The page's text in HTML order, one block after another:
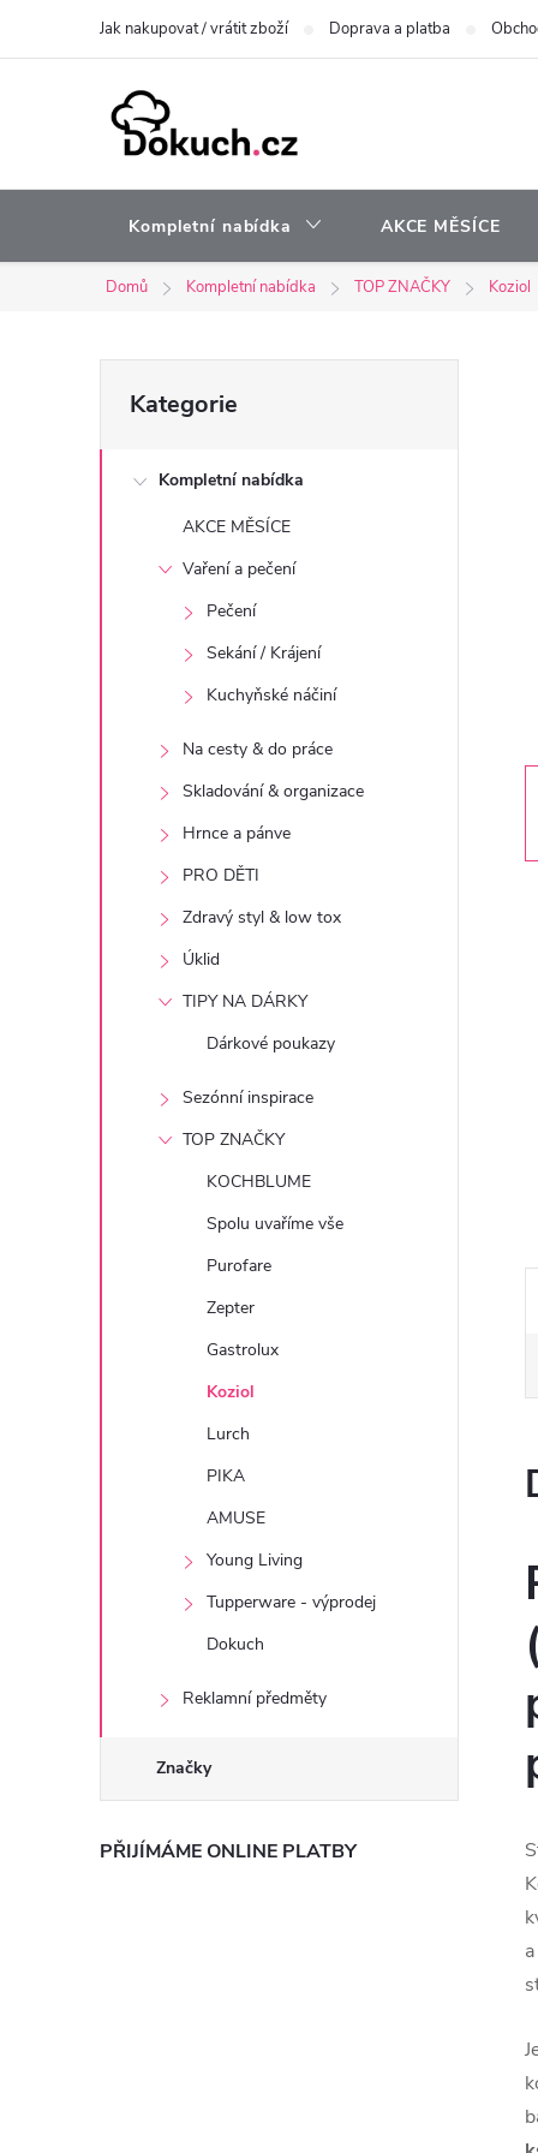
Jak nakupovat / vrátit zboží Doprava a platba
Kompletní nabídka AKCE MĚSÍCE
Domů Kompletní nabídka TOP ZNAČKY Koziol
o
kategorie
Kategorie
Kompletní nabídka
AKCE MĚSÍCE
Vaření a pečení
Pečení
Sekání / Krájení
Kuchyňské náčiní
Na cesty & do práce
Skladování & organizace
Hrnce a pánve
PRO DĚTI
Zdravý styl & low tox
Úklid
TIPY NA DÁRKY
Dárkové poukazy
Sezónní inspirace
TOP ZNAČKY
KOCHBLUME
Spolu uvaříme vše
Purofare
Zepter
Gastrolux
Koziol
Lurch
PIKA
AMUSE
Young Living
Tupperware - výprodej
Dokuch
Reklamní předměty
Značky
PŘIJÍMÁME ONLINE PLATBY